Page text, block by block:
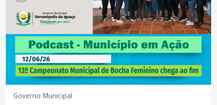
Governo Municipal